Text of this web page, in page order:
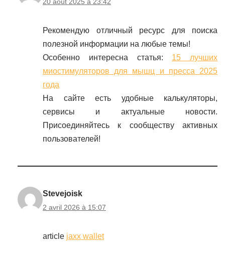
Рекомендую отличный ресурс для поиска
полезной информации на любые темы!
Особенно интересна статья: 15 лучших
миостимуляторов для мышц и пресса 2025
года
На сайте есть удобные калькуляторы,
сервисы и актуальные новости.
Присоединяйтесь к сообществу активных
пользователей!
Stevejoisk
2 avril 2026 à 15:07
article jaxx wallet